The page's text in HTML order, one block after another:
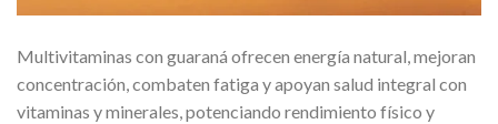
Multivitaminas con guaraná ofrecen energía natural, mejoran
concentración, combaten fatiga y apoyan salud integral con
vitaminas y minerales, potenciando rendimiento físico y